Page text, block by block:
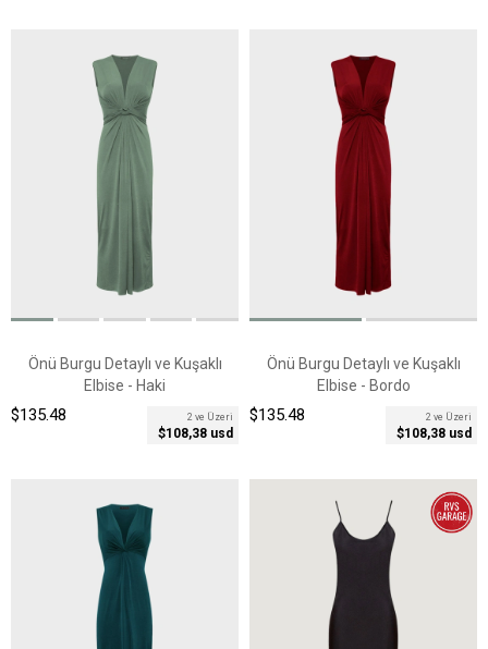
Önü Burgu Detaylı ve Kuşaklı
Elbise - Haki
$135.48 2 ve Üzeri
$108,38 usd
Önü Burgu Detaylı ve Kuşaklı
Elbise - Bordo
$135.48 2 ve Üzeri
$108,38 usd